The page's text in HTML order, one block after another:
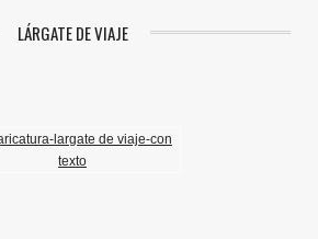
LÁRGATE DE VIAJE